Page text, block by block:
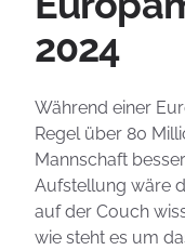
2024
Während einer
Regel über 80
Mannschaft
Aufstellung wäre
auf der Couch
wie steht es um